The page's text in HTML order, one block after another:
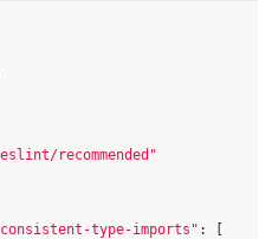
recommended"
type-imports" : [